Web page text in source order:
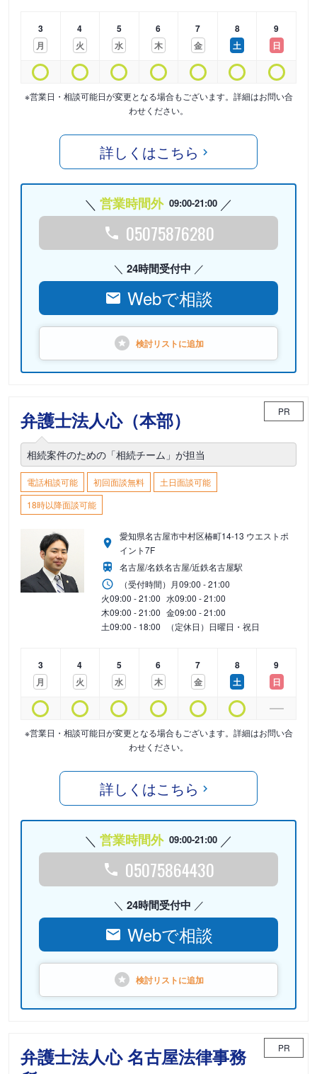
3
月
4
火
5
水
6
木
7
金
8
土
9
日
※営業日・相談可能日が変更となる場合もございます。詳細はお問い合
わせください。
詳しくはこちら
営業時間外 09:00-21:00
05075876280
24時間受付中
Webで相談
検討リストに追加
弁護士法人心（本部） PR
相続案件のための「相続チーム」が担当
電話相談可能 初回面談無料
土日面談可能
18時以降面談可能
愛知県名古屋市中村区椿町14-13 ウエストポ
イント7F
名古屋/名鉄名古屋/近鉄名古屋駅
（受付時間） 月09:00 - 21:00
火09:00 - 21:00 水09:00 - 21:00
木09:00 - 21:00 金09:00 - 21:00
土09:00 - 18:00 （定休日）日曜日・祝日
3
月
4
火
5
水
6
木
7
金
8
土
9
日
※営業日・相談可能日が変更となる場合もございます。詳細はお問い合
わせください。
詳しくはこちら
営業時間外 09:00-21:00
05075864430
24時間受付中
Webで相談
検討リストに追加
弁護士法人心 名古屋法律事務
PR